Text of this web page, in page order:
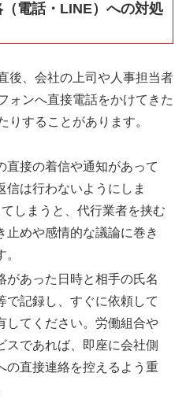
電話・LINE）への対処
後、会社の上司や人事担当者
ォンへ直接電話をかけてきた
りすることがあります。
直接の着信や通知があって
信は行わないようにしま
しまうと、代行業者を挟む
止めや感情的な議論に巻き
があった日時と相手の氏名
で記録し、すぐに依頼して
してください。労働組合や
スであれば、即座に会社側
の直接連絡を控えるよう重